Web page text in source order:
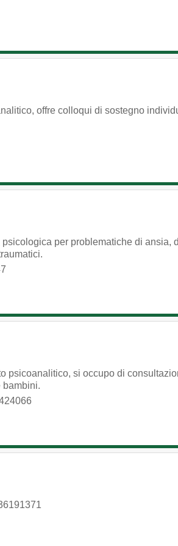
offre colloqui di sostegno
per problematiche di ansia,
psicoanalitico, si occupo di
bambini.